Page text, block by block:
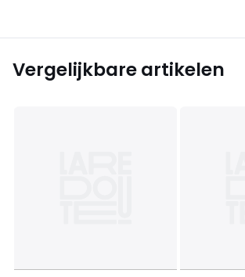
Vergelijkbare artikelen